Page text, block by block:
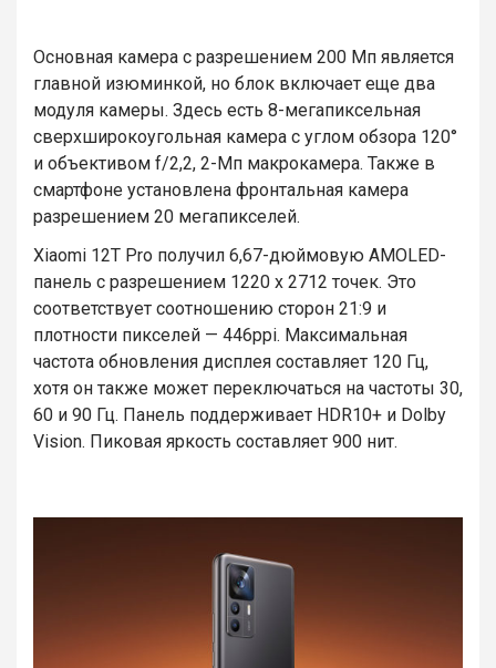
Основная камера с разрешением 200 Мп является
главной изюминкой, но блок включает еще два
модуля камеры. Здесь есть 8-мегапиксельная
сверхширокоугольная камера с углом обзора 120°
и объективом f/2,2, 2-Мп макрокамера. Также в
смартфоне установлена фронтальная камера
разрешением 20 мегапикселей.
Xiaomi 12T Pro получил 6,67-дюймовую AMOLED-
панель с разрешением 1220 x 2712 точек. Это
соответствует соотношению сторон 21:9 и
плотности пикселей — 446ppi. Максимальная
частота обновления дисплея составляет 120 Гц,
хотя он также может переключаться на частоты 30,
60 и 90 Гц. Панель поддерживает HDR10+ и Dolby
Vision. Пиковая яркость составляет 900 нит.